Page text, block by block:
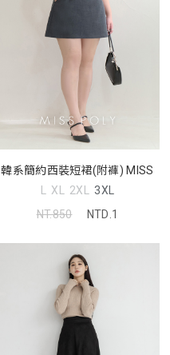
韓系簡約西裝短裙(附褲) MISS
L XL 2XL 3XL
NT.850
NTD.1